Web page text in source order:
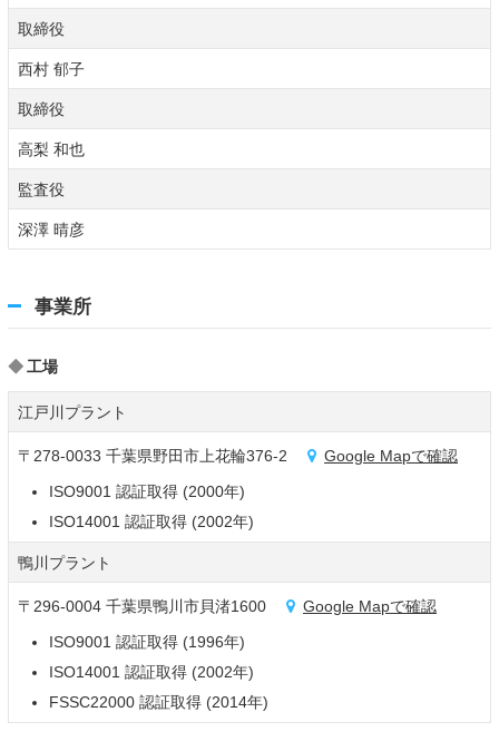
取締役
西村 郁子
取締役
高梨 和也
監査役
深澤 晴彦
事業所
工場
江戸川プラント
〒278-0033 千葉県野田市上花輪376-2
Google Mapで確認
ISO9001 認証取得 (2000年)
ISO14001 認証取得 (2002年)
鴨川プラント
〒296-0004 千葉県鴨川市貝渚1600
Google Mapで確認
ISO9001 認証取得 (1996年)
ISO14001 認証取得 (2002年)
FSSC22000 認証取得 (2014年)